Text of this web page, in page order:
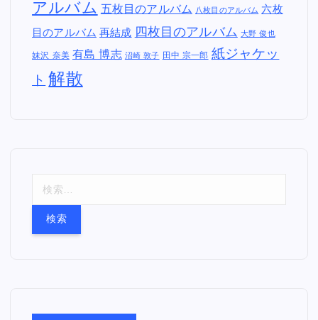
アルバム 五枚目のアルバム 八枚目のアルバム 六枚
目のアルバム 再結成 四枚目のアルバム 大野 俊也
妹沢 奈美 有島 博志 沼崎 敦子 田中 宗一郎 紙ジャケッ
ト 解散